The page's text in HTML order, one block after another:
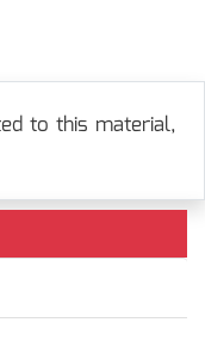
to this material,